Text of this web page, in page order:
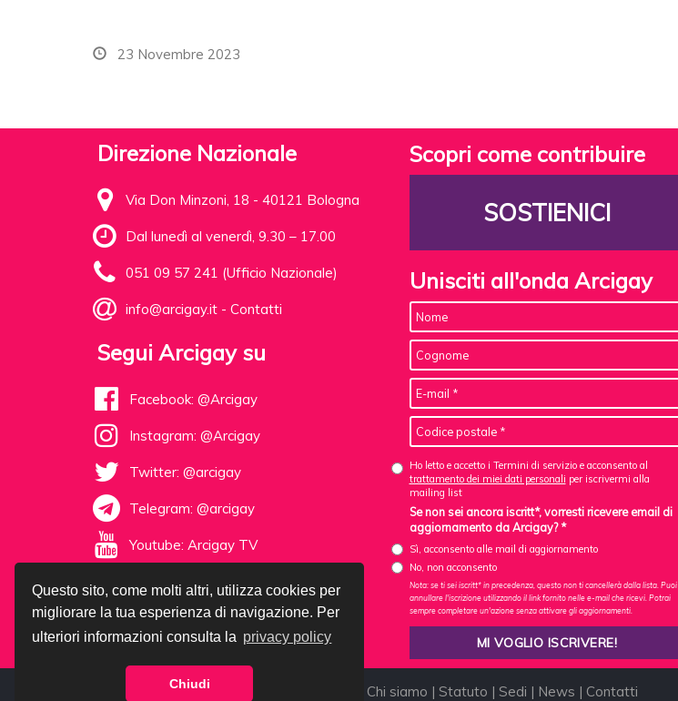
Questo sito, come molti altri, utilizza cookies per
migliorare la tua esperienza di navigazione. Per
ulteriori informazioni consulta la privacy policy
Chiudi
23 Novembre 2023
Direzione Nazionale
Via Don Minzoni, 18 - 40121 Bologna
Dal lunedì al venerdì, 9.30 – 17.00
051 09 57 241 (Ufficio Nazionale)
info@arcigay.it - Contatti
Segui Arcigay su
Facebook: @Arcigay
Instagram: @Arcigay
Twitter: @arcigay
Telegram: @arcigay
Youtube: Arcigay TV
Scopri come contribuire
SOSTIENICI
Unisciti all'onda Arcigay
Ho letto e accetto i Termini di servizio e acconsento al
trattamento dei miei dati personali per iscrivermi alla
mailing list
Se non sei ancora iscritt*, vorresti ricevere email di
aggiornamento da Arcigay? *
Sì, acconsento alle mail di aggiornamento
No, non acconsento
Nota: se ti sei iscritt* in precedenza, questo non ti cancellerà dalla lista. Puoi
annullare l'iscrizione utilizzando il link fornito nelle e-mail che ricevi. Potrai
sempre completare un'azione senza attivare gli aggiornamenti.
©1985-2026 Arcigay - C.F. 92017780377 | Chi siamo | Statuto | Sedi | News | Contatti